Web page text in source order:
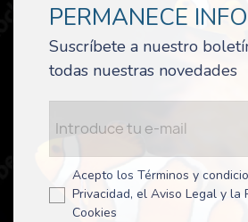
PERMANECE
Suscríbete a nuestro
todas nuestras novedades
Acepto los Términos y
Privacidad, el Aviso Legal y la
Cookies